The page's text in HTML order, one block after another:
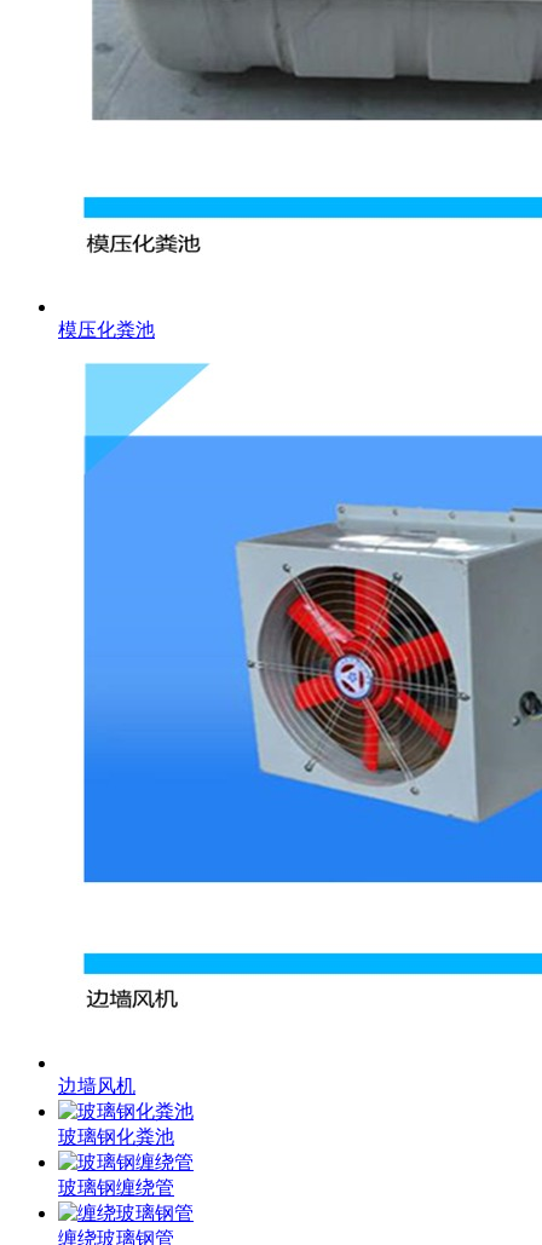
模压化粪池
边墙风机
玻璃钢化粪池
玻璃钢缠绕管
缠绕玻璃钢管